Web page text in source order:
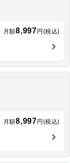
月額8,997 円(税込)
月額8,997 円(税込)